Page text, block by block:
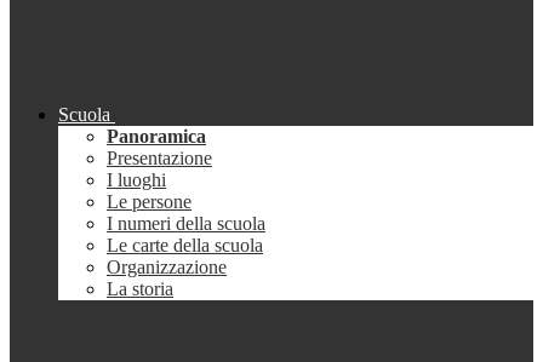
Scuola
Panoramica
Presentazione
I luoghi
Le persone
I numeri della scuola
Le carte della scuola
Organizzazione
La storia